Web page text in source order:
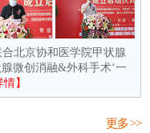
北京协和医学院甲状腺
微创消融&外科手术‘一
情】
更多 >>